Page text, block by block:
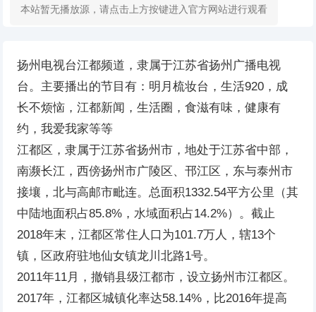
本站暂无播放源，请点击上方按键进入官方网站进行观看
扬州电视台江都频道，隶属于江苏省扬州广播电视
台。主要播出的节目有：明月梳妆台，生活920，成
长不烦恼，江都新闻，生活圈，食滋有味，健康有
约，我爱我家等等
江都区，隶属于江苏省扬州市，地处于江苏省中部，
南濒长江，西傍扬州市广陵区、邗江区，东与泰州市
接壤，北与高邮市毗连。总面积1332.54平方公里（其
中陆地面积占85.8%，水域面积占14.2%）。截止
2018年末，江都区常住人口为101.7万人，辖13个
镇，区政府驻地仙女镇龙川北路1号。
2011年11月，撤销县级江都市，设立扬州市江都区。
2017年，江都区城镇化率达58.14%，比2016年提高